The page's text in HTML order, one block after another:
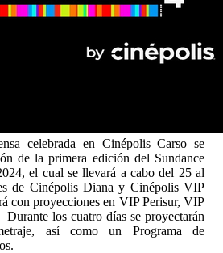
celebrada en Cinépolis Carso se
de la primera edición del Sundance
el cual se llevará a cabo del 25 al
de Cinépolis Diana y Cinépolis VIP
con proyecciones en VIP Perisur, VIP
los cuatro días se proyectarán
así como un Programa de